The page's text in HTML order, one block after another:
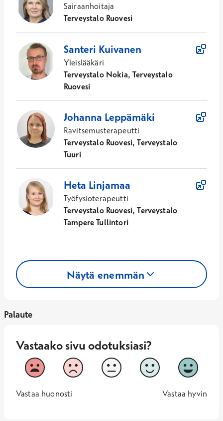
Sairaanhoitaja
Terveystalo Ruovesi
Santeri Kuivanen
Yleislääkäri
Terveystalo Nokia, Terveystalo
Ruovesi
Johanna Leppämäki
Ravitsemusterapeutti
Terveystalo Ruovesi, Terveystalo
Tuuri
Heta Linjamaa
Työfysioterapeutti
Terveystalo Ruovesi, Terveystalo
Tampere Tullintori
Näytä enemmän
Palaute
Vastaako sivu odotuksiasi?
Vastaako sivu odotuksiasi?
1
Vastaa huonosti
2 3 4
5
Vastaa
1 -
Vastaa huonosti
— 5 -
Vastaa hyvin